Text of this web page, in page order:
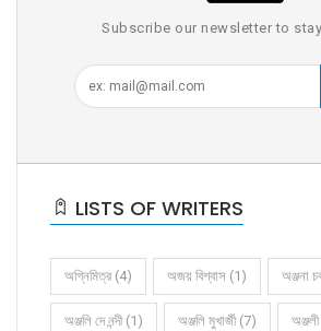
Subscribe our newsletter to
LISTS OF WRITERS
অগ্নিমিত্র (4) অজয় বিশ্বাস (1) অঞ্জনা
অঞ্জলি দে নন্দী (1) অঞ্জলি মুখার্জী (7)